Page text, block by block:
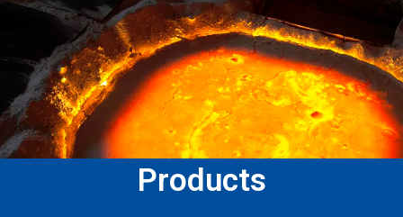
Products